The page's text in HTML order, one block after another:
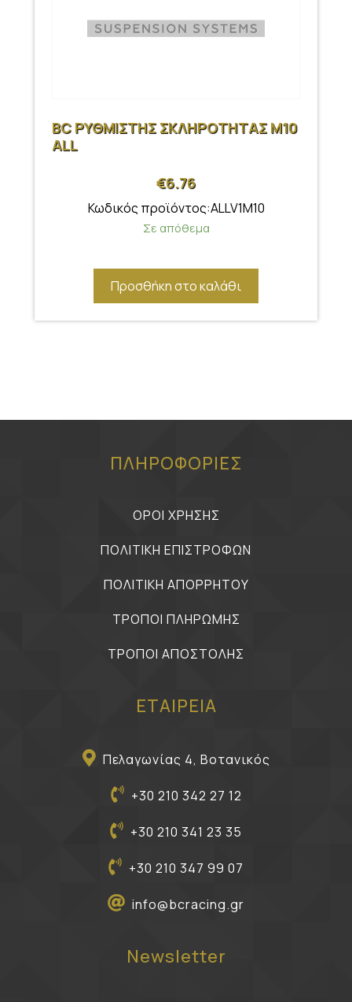
BC ΡΥΘΜΙΣΤΗΣ ΣΚΛΗΡΟΤΗΤΑΣ M10
ALL
€6.76
Κωδικός προϊόντος:ALLV1M10
Σε απόθεμα
Προσθήκη στο καλάθι
ΠΛΗΡΟΦΟΡΙΕΣ
ΟΡΟΙ ΧΡΗΣΗΣ
ΠΟΛΙΤΙΚΗ ΕΠΙΣΤΡΟΦΩΝ
ΠΟΛΙΤΙΚΗ ΑΠΟΡΡΗΤΟΥ
ΤΡΟΠΟΙ ΠΛΗΡΩΜΗΣ
ΤΡΟΠΟΙ ΑΠΟΣΤΟΛΗΣ
ΕΤΑΙΡΕΙΑ
Πελαγωνίας 4, Βοτανικός
+30 210 342 27 12
+30 210 341 23 35
+30 210 347 99 07
info@bcracing.gr
Newsletter